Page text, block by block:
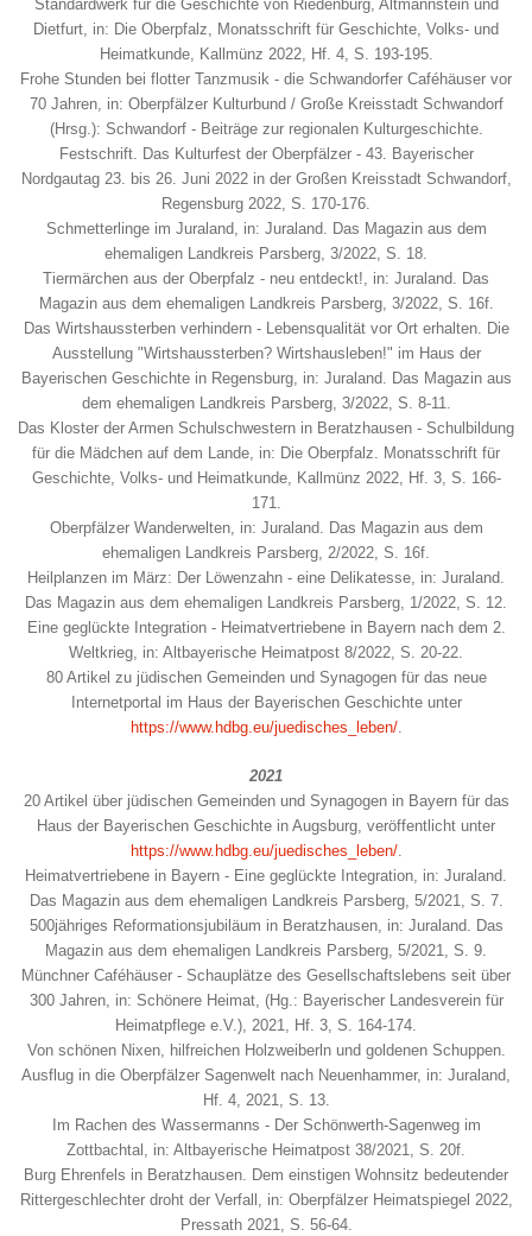
Standardwerk für die Geschichte von Riedenburg, Altmannstein und
Dietfurt, in: Die Oberpfalz, Monatsschrift für Geschichte, Volks- und
Heimatkunde, Kallmünz 2022, Hf. 4, S. 193-195.
Frohe Stunden bei flotter Tanzmusik - die Schwandorfer Caféhäuser vor
70 Jahren, in: Oberpfälzer Kulturbund / Große Kreisstadt Schwandorf
(Hrsg.): Schwandorf - Beiträge zur regionalen Kulturgeschichte.
Festschrift. Das Kulturfest der Oberpfälzer - 43. Bayerischer
Nordgautag 23. bis 26. Juni 2022 in der Großen Kreisstadt Schwandorf,
Regensburg 2022, S. 170-176.
Schmetterlinge im Juraland, in: Juraland. Das Magazin aus dem
ehemaligen Landkreis Parsberg, 3/2022, S. 18.
Tiermärchen aus der Oberpfalz - neu entdeckt!, in: Juraland. Das
Magazin aus dem ehemaligen Landkreis Parsberg, 3/2022, S. 16f.
Das Wirtshaussterben verhindern - Lebensqualität vor Ort erhalten. Die
Ausstellung "Wirtshaussterben? Wirtshausleben!" im Haus der
Bayerischen Geschichte in Regensburg, in: Juraland. Das Magazin aus
dem ehemaligen Landkreis Parsberg, 3/2022, S. 8-11.
Das Kloster der Armen Schulschwestern in Beratzhausen - Schulbildung
für die Mädchen auf dem Lande, in: Die Oberpfalz. Monatsschrift für
Geschichte, Volks- und Heimatkunde, Kallmünz 2022, Hf. 3, S. 166-
171.
Oberpfälzer Wanderwelten, in: Juraland. Das Magazin aus dem
ehemaligen Landkreis Parsberg, 2/2022, S. 16f.
Heilplanzen im März: Der Löwenzahn - eine Delikatesse, in: Juraland.
Das Magazin aus dem ehemaligen Landkreis Parsberg, 1/2022, S. 12.
Eine geglückte Integration - Heimatvertriebene in Bayern nach dem 2.
Weltkrieg, in: Altbayerische Heimatpost 8/2022, S. 20-22.
80 Artikel zu jüdischen Gemeinden und Synagogen für das neue
Internetportal im Haus der Bayerischen Geschichte unter
https://www.hdbg.eu/juedisches_leben/.
2021
20 Artikel über jüdischen Gemeinden und Synagogen in Bayern für das
Haus der Bayerischen Geschichte in Augsburg, veröffentlicht unter
https://www.hdbg.eu/juedisches_leben/.
Heimatvertriebene in Bayern - Eine geglückte Integration, in: Juraland.
Das Magazin aus dem ehemaligen Landkreis Parsberg, 5/2021, S. 7.
500jähriges Reformationsjubiläum in Beratzhausen, in: Juraland. Das
Magazin aus dem ehemaligen Landkreis Parsberg, 5/2021, S. 9.
Münchner Caféhäuser - Schauplätze des Gesellschaftslebens seit über
300 Jahren, in: Schönere Heimat, (Hg.: Bayerischer Landesverein für
Heimatpflege e.V.), 2021, Hf. 3, S. 164-174.
Von schönen Nixen, hilfreichen Holzweiberln und goldenen Schuppen.
Ausflug in die Oberpfälzer Sagenwelt nach Neuenhammer, in: Juraland,
Hf. 4, 2021, S. 13.
Im Rachen des Wassermanns - Der Schönwerth-Sagenweg im
Zottbachtal, in: Altbayerische Heimatpost 38/2021, S. 20f.
Burg Ehrenfels in Beratzhausen. Dem einstigen Wohnsitz bedeutender
Rittergeschlechter droht der Verfall, in: Oberpfälzer Heimatspiegel 2022,
Pressath 2021, S. 56-64.